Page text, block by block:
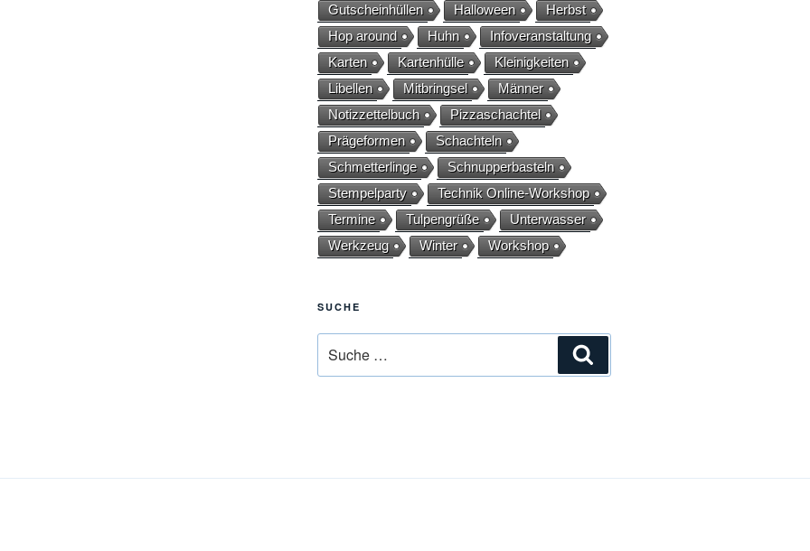
Gutscheinhüllen
Halloween
Herbst
Hop around
Huhn
Infoveranstaltung
Karten
Kartenhülle
Kleinigkeiten
Libellen
Mitbringsel
Männer
Notizzettelbuch
Pizzaschachtel
Prägeformen
Schachteln
Schmetterlinge
Schnupperbasteln
Stempelparty
Technik Online-Workshop
Termine
Tulpengrüße
Unterwasser
Werkzeug
Winter Workshop
SUCHE
nach: